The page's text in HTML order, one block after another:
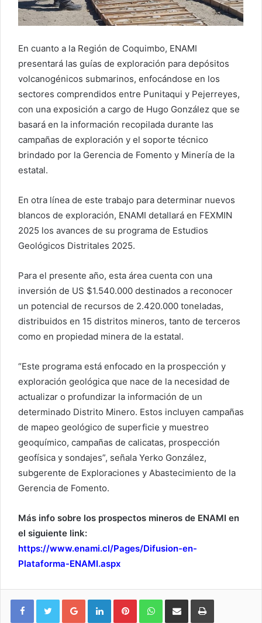
En cuanto a la Región de Coquimbo, ENAMI
presentará las guías de exploración para depósitos
volcanogénicos submarinos, enfocándose en los
sectores comprendidos entre Punitaqui y Pejerreyes,
con una exposición a cargo de Hugo González que se
basará en la información recopilada durante las
campañas de exploración y el soporte técnico
brindado por la Gerencia de Fomento y Minería de la
estatal.
En otra línea de este trabajo para determinar nuevos
blancos de exploración, ENAMI detallará en FEXMIN
2025 los avances de su programa de Estudios
Geológicos Distritales 2025.
Para el presente año, esta área cuenta con una
inversión de US $1.540.000 destinados a reconocer
un potencial de recursos de 2.420.000 toneladas,
distribuidos en 15 distritos mineros, tanto de terceros
como en propiedad minera de la estatal.
“Este programa está enfocado en la prospección y
exploración geológica que nace de la necesidad de
actualizar o profundizar la información de un
determinado Distrito Minero. Estos incluyen campañas
de mapeo geológico de superficie y muestreo
geoquímico, campañas de calicatas, prospección
geofísica y sondajes”, señala Yerko González,
subgerente de Exploraciones y Abastecimiento de la
Gerencia de Fomento.
Más info sobre los prospectos mineros de ENAMI en
el siguiente link:
https://www.enami.cl/Pages/Difusion-en-
Plataforma-ENAMI.aspx
Google+ LinkedIn Pinterest WhatsApp